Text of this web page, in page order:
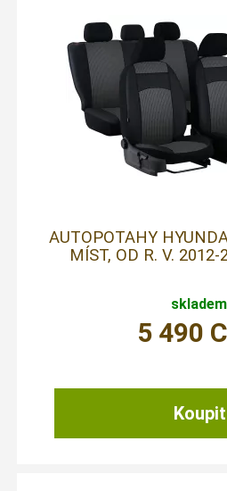
AUTOPOTAHY
MÍST, OD R. V. 2012-
skladem
5 490